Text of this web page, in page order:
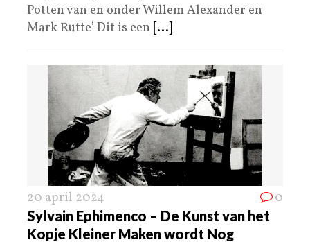
Potten van en onder Willem Alexander en
Mark Rutte’ Dit is een [...]
20 april 2024 0
Sylvain Ephimenco – De Kunst van het
Kopje Kleiner Maken wordt Nog